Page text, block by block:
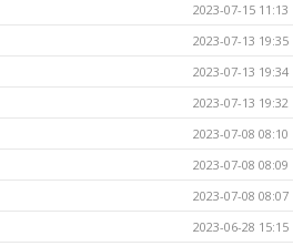
2023-07-15 11:13
2023-07-13 19:35
2023-07-13 19:34
2023-07-13 19:32
2023-07-08 08:10
2023-07-08 08:09
2023-07-08 08:07
2023-06-28 15:15